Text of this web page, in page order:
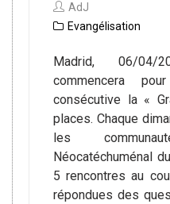
AdJ
Evangélisation
Madrid, 06/04/
commencera
consécutive la «
places. Chaque
les
Néocatéchuménal
5 rencontres au
répondues des